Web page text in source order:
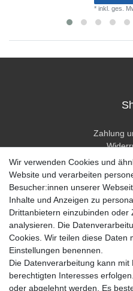
*inkl. ges.
Zahlung
Mein
Wir verwenden Cookies und
Website und verarbeiten
Besucher:innen unserer
Inhalte und Anzeigen zu
Drittanbietern einzubinden
analysieren. Die
Cookies. Wir teilen diese Daten
Einstellungen benennen.
Die Datenverarbeitung kann
berechtigten Interesses
oder abgelehnt werden. Es